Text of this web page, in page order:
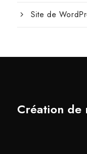
Site de
Création de